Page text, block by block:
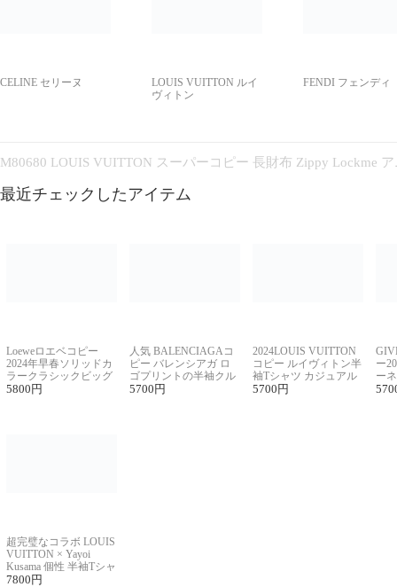
CELINE セリーヌ
LOUIS VUITTON ルイ
ヴィトン
FENDI フェンディ
M80680 LOUIS VUITTON スーパーコピー 長財布 Zippy Lockme
最近チェックしたアイテム
Loeweロエベコピー
2024年早春ソリッドカ
ラークラシックビッグ
ロゴ刺繍Tシャツ
5800 円
人気 BALENCIAGAコ
ピー バレンシアガ ロ
ゴプリントの半袖クル
ーネックTシャツ
5700 円
2024LOUIS VUITTON
コピー ルイヴィトン半
袖Tシャツ カジュアル
に馴染む 2色展開
5700 円
ー
ー
ー
超完璧なコラボ LOUIS
VUITTON × Yayoi
Kusama 個性 半袖Tシャ
ツコピー男女兼用
7800 円